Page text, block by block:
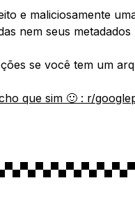
e maliciosamente
nem seus
se você tem um
que sim 🙂 : r/